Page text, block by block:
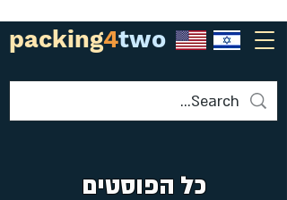
packing4two
כל הפוסטים